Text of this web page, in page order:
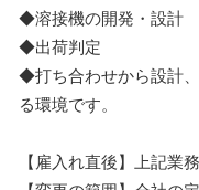
◆溶接機の開発・設計
◆出荷判定
◆打ち合わせから設計
る環境です。
【雇入れ直後】上記業務